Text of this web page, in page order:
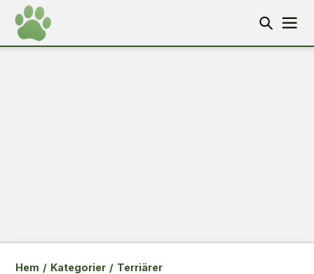
Hem / Kategorier / Terriärer